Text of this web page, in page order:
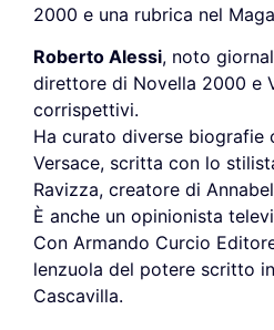
2000 e una rubrica nel
Roberto Alessi, noto
direttore di Novella 2000 e
corrispettivi.
Ha curato diverse biografie
Versace, scritta con lo
Ravizza, creatore di
È anche un opinionista
Con Armando Curcio
lenzuola del potere scritto
Cascavilla.